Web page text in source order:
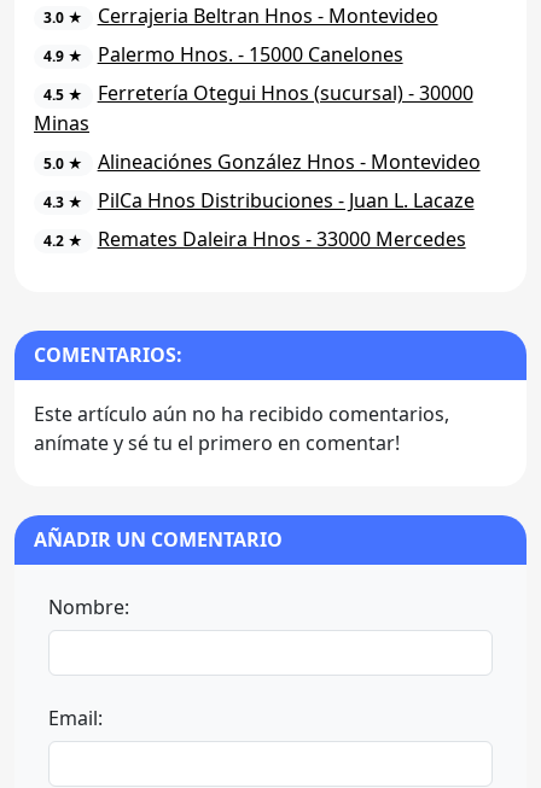
3.0 ★ Cerrajeria Beltran Hnos - Montevideo
4.9 ★ Palermo Hnos. - 15000 Canelones
4.5 ★
Ferretería Otegui Hnos (sucursal) - 30000
Minas
5.0 ★ Alineaciónes González Hnos - Montevideo
4.3 ★ PilCa Hnos Distribuciones - Juan L. Lacaze
4.2 ★ Remates Daleira Hnos - 33000 Mercedes
COMENTARIOS:
Este artículo aún no ha recibido comentarios,
anímate y sé tu el primero en comentar!
AÑADIR UN COMENTARIO
Nombre:
Email: